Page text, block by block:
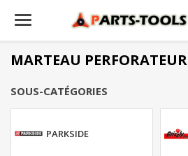
MARTEAU PERFORATEUR
SOUS-CATÉGORIES
PARKSIDE